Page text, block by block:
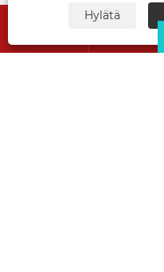
Hylätä